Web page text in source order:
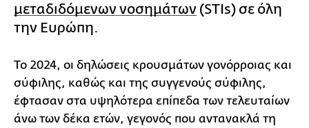
μεταδιδόμενων νοσημάτων (STIs) σε όλη
την Ευρώπη.
Το 2024, οι δηλώσεις κρουσμάτων γονόρροιας και
σύφιλης, καθώς και της συγγενούς σύφιλης,
έφτασαν στα υψηλότερα επίπεδα των τελευταίων
άνω των δέκα ετών, γεγονός που αντανακλά τη